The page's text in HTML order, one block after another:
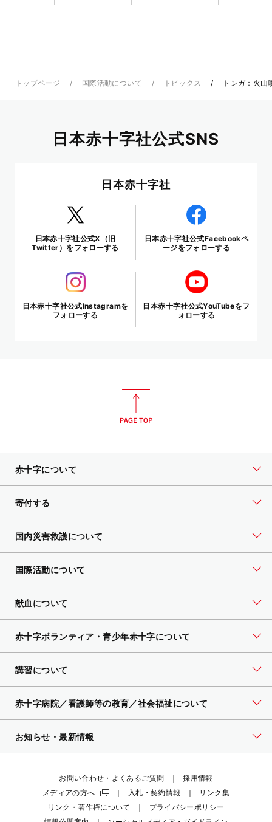
トップページ 国際活動について トピックス トンガ：火
日本赤十字社公式SNS
日本赤十字社
日本赤十字社公式X（旧
Twitter）をフォローする
日本赤十字社公式Facebookペ
ージをフォローする
日本赤十字社公式Instagramを
フォローする
日本赤十字社公式YouTubeをフ
ォローする
赤十字について
寄付する
国内災害救護について
国際活動について
献血について
赤十字ボランティア・青少年赤十字について
講習について
赤十字病院／看護師等の教育／社会福祉について
お知らせ・最新情報
お問い合わせ・よくあるご質問
採用情報
メディアの方へ
入札・契約情報
リンク集
リンク・著作権について
プライバシーポリシー